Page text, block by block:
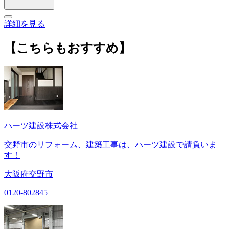
詳細を見る
【こちらもおすすめ】
ハーツ建設株式会社
交野市のリフォーム、建築工事は、ハーツ建設で請負いま
す！
大阪府交野市
0120-802845